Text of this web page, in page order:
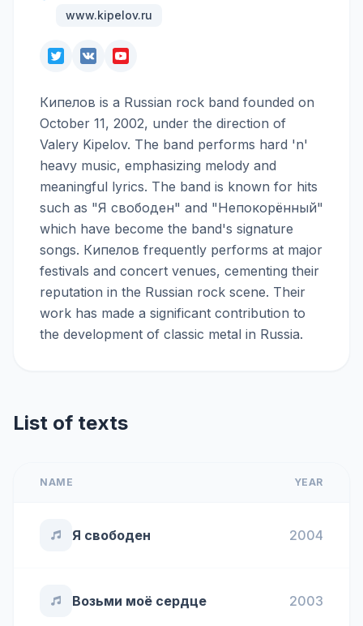
www.kipelov.ru
Кипелов is a Russian rock band founded on
October 11, 2002, under the direction of
Valery Kipelov. The band performs hard 'n'
heavy music, emphasizing melody and
meaningful lyrics. The band is known for hits
such as "Я свободен" and "Непокорённый"
which have become the band's signature
songs. Кипелов frequently performs at major
festivals and concert venues, cementing their
reputation in the Russian rock scene. Their
work has made a significant contribution to
the development of classic metal in Russia.
List of texts
NAME YEAR
Я свободен 2004
Возьми моё сердце 2003